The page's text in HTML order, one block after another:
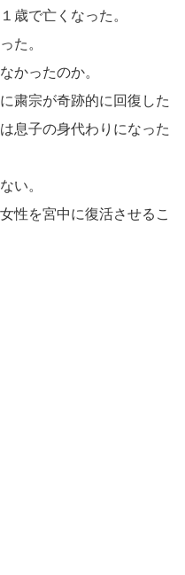
歳で亡くなった。
た。
かったのか。
粛宗が奇跡的に回復した
息子の身代わりになった
い。
性を宮中に復活させるこ